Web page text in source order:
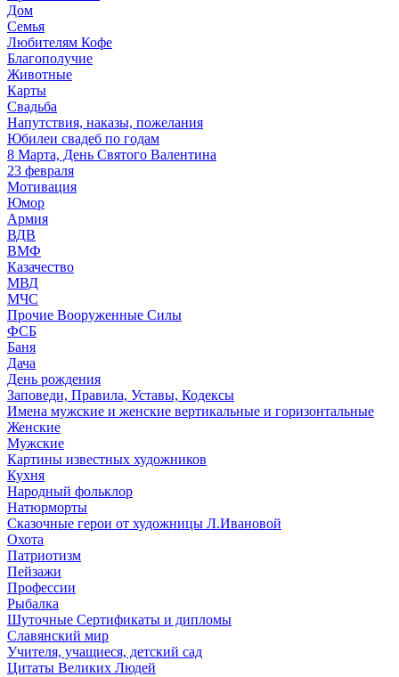
Дом
Семья
Любителям Кофе
Благополучие
Животные
Карты
Свадьба
Напутствия, наказы, пожелания
Юбилеи свадеб по годам
8 Марта, День Святого Валентина
23 февраля
Мотивация
Юмор
Армия
ВДВ
ВМФ
Казачество
МВД
МЧС
Прочие Вооруженные Силы
ФСБ
Баня
Дача
День рождения
Заповеди, Правила, Уставы, Кодексы
Имена мужские и женские вертикальные и горизонтальные
Женские
Мужские
Картины известных художников
Кухня
Народный фольклор
Натюрморты
Сказочные герои от художницы Л.Ивановой
Охота
Патриотизм
Пейзажи
Профессии
Рыбалка
Шуточные Сертификаты и дипломы
Славянский мир
Учителя, учащиеся, детский сад
Цитаты Великих Людей